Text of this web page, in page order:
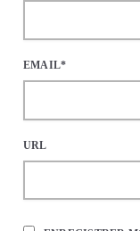
EMAIL*
URL